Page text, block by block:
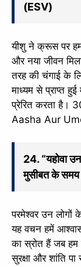
(ESV)
यीशु ने क्रूस पर
और नया जीवन
तरह की चंगाई के
माध्यम से प्राप्त
प्रेरित करता
Aasha Aur
24. “यहोवा
मुसीबत के
परमेश्वर उन लोगों
यह वचन हमें
का स्रोत हैं जब हम
सुरक्षा और शांति